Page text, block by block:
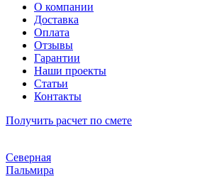
О компании
Доставка
Оплата
Отзывы
Гарантии
Наши проекты
Статьи
Контакты
Получить расчет по смете
Северная
Пальмира